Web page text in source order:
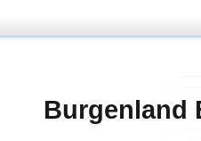
Burgenland